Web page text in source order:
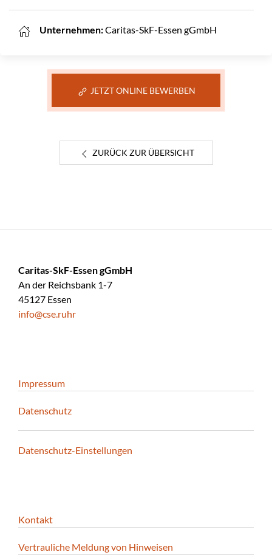
Unternehmen:Caritas-SkF-Essen gGmbH
JETZT ONLINE BEWERBEN
ZURÜCK ZUR ÜBERSICHT
Caritas-SkF-Essen gGmbH
An der Reichsbank 1-7
45127 Essen
info@cse.ruhr
Impressum
Datenschutz
Datenschutz-Einstellungen
Kontakt
Vertrauliche Meldung von Hinweisen